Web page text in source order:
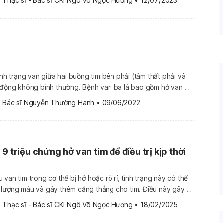
[…]
trạng van giữa hai buồng tim bên phải (tâm thất phải và
không bình thường. Bệnh van ba lá bao gồm hở van ba
ba lá, dị tật Ebstein. Trong đó, hẹp hở van 3 lá
Bác sĩ Nguyễn Thường Hanh • 09/06/2022
9 triệu chứng hở van tim để điều trị kịp thời
van tim trong cơ thể bị hở hoặc rò rỉ, tình trạng này có thể
máu và gây thêm căng thẳng cho tim. Điều này gây ra
tim như mệt mỏi, khó thở. Theo thời gian, tình trạng hở
Thạc sĩ - Bác sĩ CKI Ngô Võ Ngọc Hương • 18/02/2025